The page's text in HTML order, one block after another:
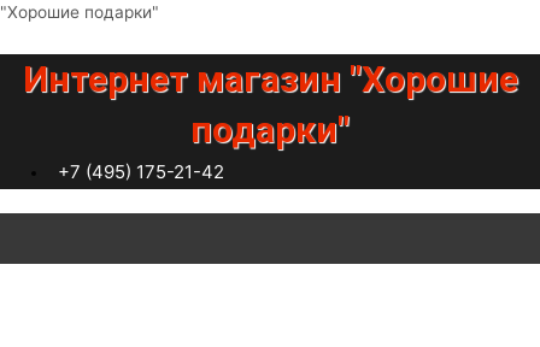
Перейти
"Хорошие подарки"
Интернет магазин "Хорошие
подарки"
+7 (495) 175-21-42